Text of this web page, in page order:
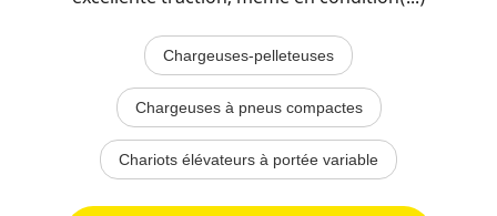
Chargeuses-pelleteuses
Chargeuses à pneus compactes
Chariots élévateurs à portée variable